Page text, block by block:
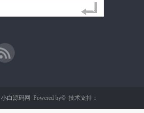
小白源码网 Powered by© 技术支持：